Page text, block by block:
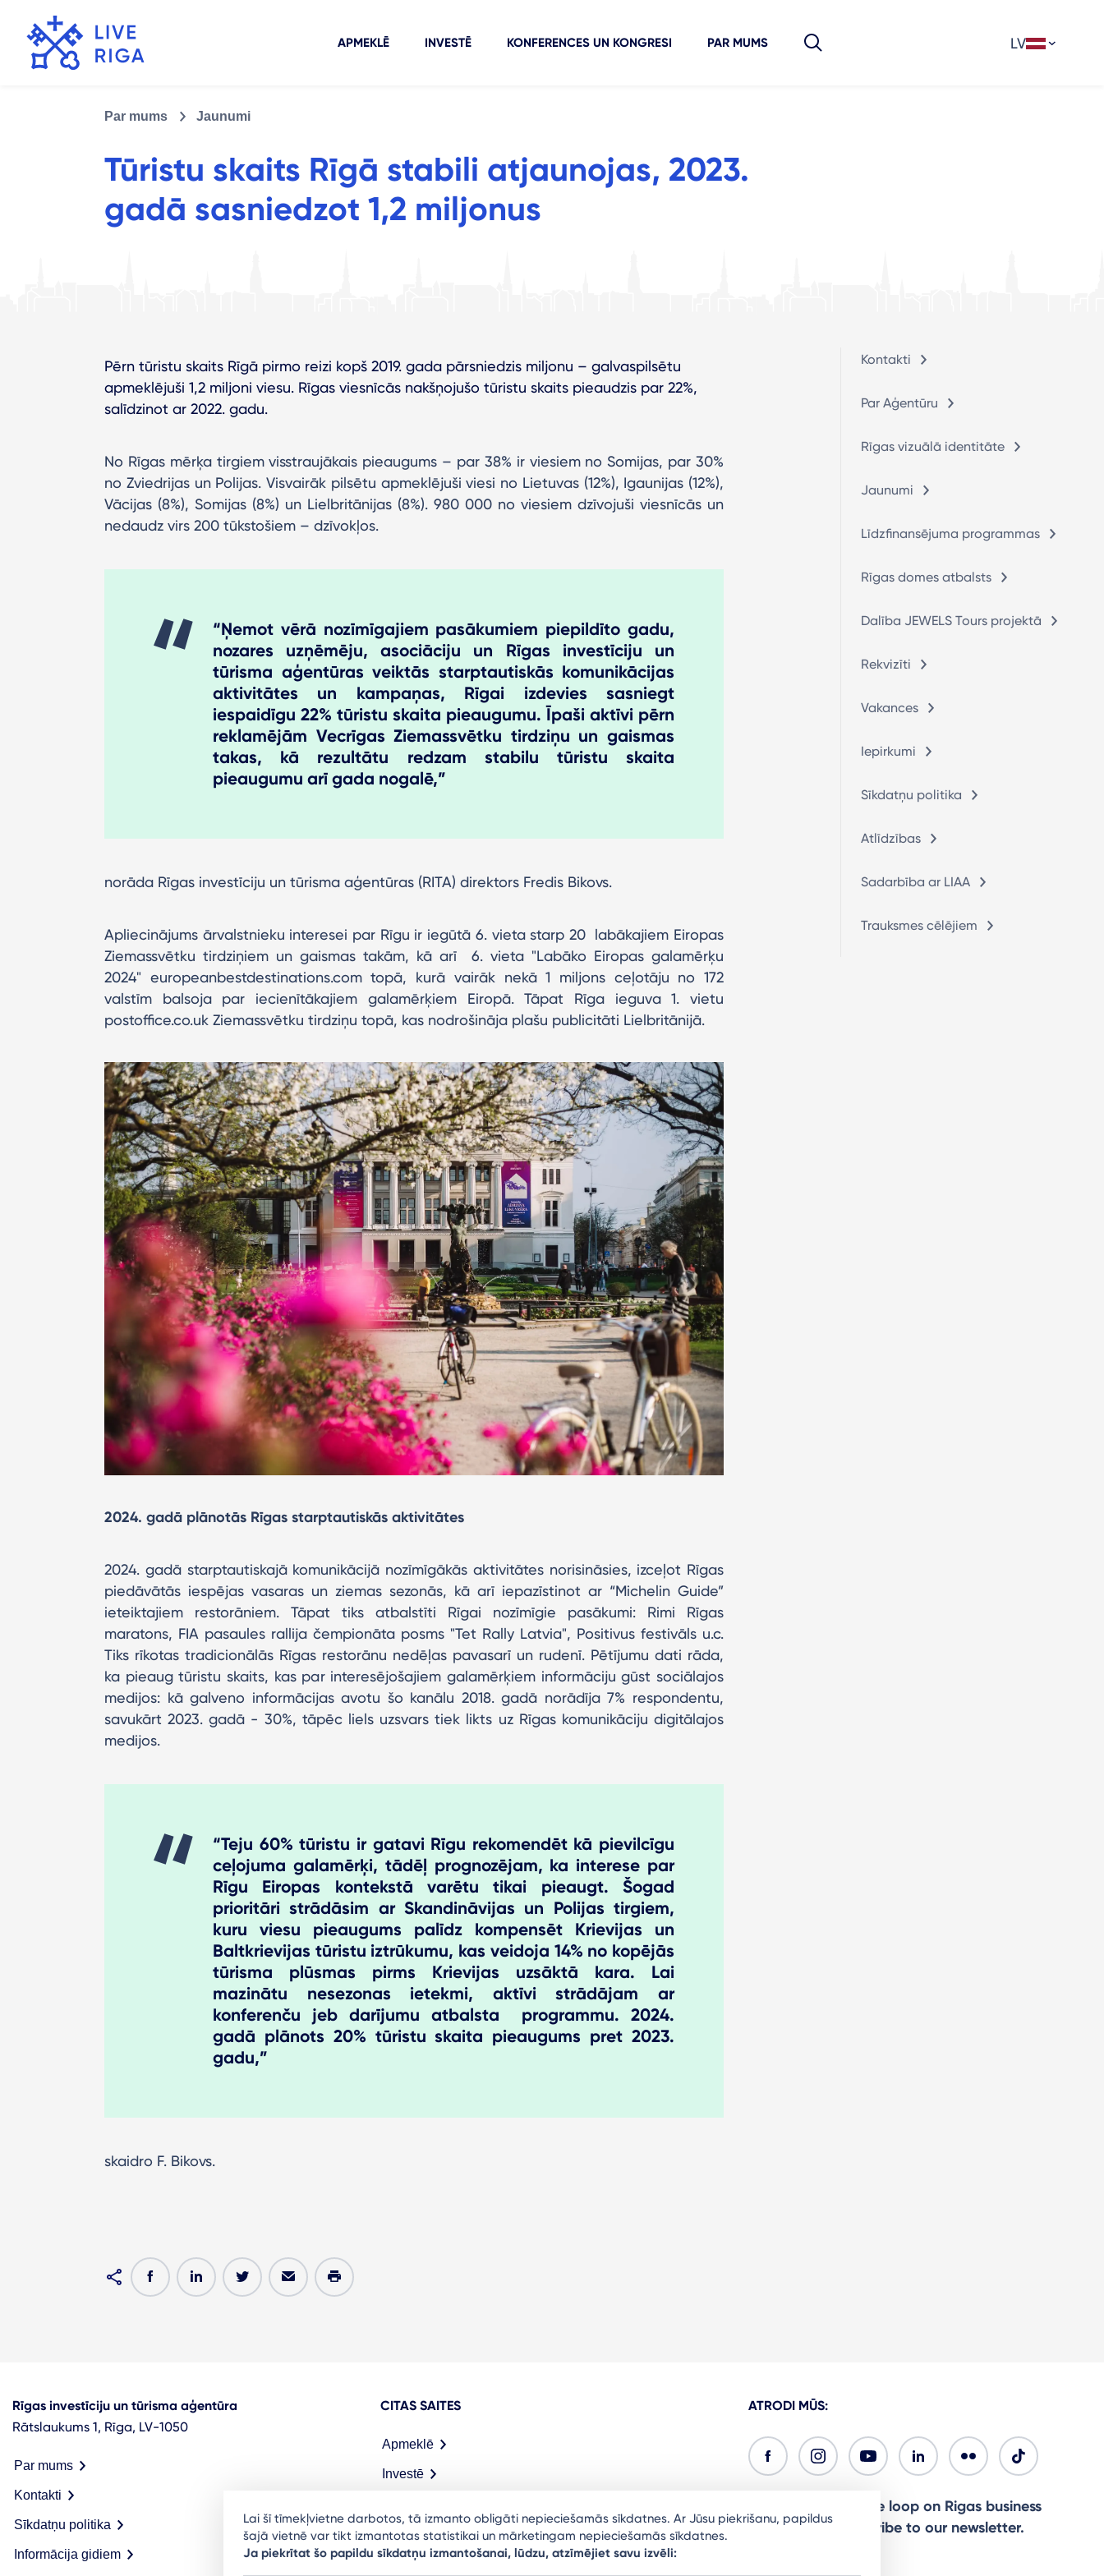
APMEKLĒ INVESTĒ KONFERENCES UN KONGRESI PAR MUMS LV
Par mums Jaunumi
Tūristu skaits Rīgā stabili atjaunojas, 2023.
gadā sasniedzot 1,2 miljonus
Kontakti
Par Aģentūru
Rīgas vizuālā identitāte
Jaunumi
Līdzfinansējuma programmas
Rīgas domes atbalsts
Dalība JEWELS Tours projektā
Rekvizīti
Vakances
Iepirkumi
Sīkdatņu politika
Atlīdzības
Sadarbība ar LIAA
Trauksmes cēlējiem
Pērn tūristu skaits Rīgā pirmo reizi kopš 2019. gada pārsniedzis miljonu – galvaspilsētu
apmeklējuši 1,2 miljoni viesu. Rīgas viesnīcās nakšņojušo tūristu skaits pieaudzis par 22%,
salīdzinot ar 2022. gadu.
No Rīgas mērķa tirgiem visstraujākais pieaugums – par 38% ir viesiem no Somijas, par 30%
no Zviedrijas un Polijas. Visvairāk pilsētu apmeklējuši viesi no Lietuvas (12%), Igaunijas (12%),
Vācijas (8%), Somijas (8%) un Lielbritānijas (8%). 980 000 no viesiem dzīvojuši viesnīcās un
nedaudz virs 200 tūkstošiem – dzīvokļos.
“Ņemot vērā nozīmīgajiem pasākumiem piepildīto gadu,
nozares uzņēmēju, asociāciju un Rīgas investīciju un
tūrisma aģentūras veiktās starptautiskās komunikācijas
aktivitātes un kampaņas, Rīgai izdevies sasniegt
iespaidīgu 22% tūristu skaita pieaugumu. Īpaši aktīvi pērn
reklamējām Vecrīgas Ziemassvētku tirdziņu un gaismas
takas, kā rezultātu redzam stabilu tūristu skaita
pieaugumu arī gada nogalē,”
norāda Rīgas investīciju un tūrisma aģentūras (RITA) direktors Fredis Bikovs.
Apliecinājums ārvalstnieku interesei par Rīgu ir iegūtā 6. vieta starp 20 labākajiem Eiropas
Ziemassvētku tirdziņiem un gaismas takām, kā arī 6. vieta "Labāko Eiropas galamērķu
2024" europeanbestdestinations.com topā, kurā vairāk nekā 1 miljons ceļotāju no 172
valstīm balsoja par iecienītākajiem galamērķiem Eiropā. Tāpat Rīga ieguva 1. vietu
postoffice.co.uk Ziemassvētku tirdziņu topā, kas nodrošināja plašu publicitāti Lielbritānijā.
2024. gadā plānotās Rīgas starptautiskās aktivitātes
2024. gadā starptautiskajā komunikācijā nozīmīgākās aktivitātes norisināsies, izceļot Rīgas
piedāvātās iespējas vasaras un ziemas sezonās, kā arī iepazīstinot ar “Michelin Guide”
ieteiktajiem restorāniem. Tāpat tiks atbalstīti Rīgai nozīmīgie pasākumi: Rimi Rīgas
maratons, FIA pasaules rallija čempionāta posms "Tet Rally Latvia", Positivus festivāls u.c.
Tiks rīkotas tradicionālās Rīgas restorānu nedēļas pavasarī un rudenī. Pētījumu dati rāda,
ka pieaug tūristu skaits, kas par interesējošajiem galamērķiem informāciju gūst sociālajos
medijos: kā galveno informācijas avotu šo kanālu 2018. gadā norādīja 7% respondentu,
savukārt 2023. gadā - 30%, tāpēc liels uzsvars tiek likts uz Rīgas komunikāciju digitālajos
medijos.
“Teju 60% tūristu ir gatavi Rīgu rekomendēt kā pievilcīgu
ceļojuma galamērķi, tādēļ prognozējam, ka interese par
Rīgu Eiropas kontekstā varētu tikai pieaugt. Šogad
prioritāri strādāsim ar Skandināvijas un Polijas tirgiem,
kuru viesu pieaugums palīdz kompensēt Krievijas un
Baltkrievijas tūristu iztrūkumu, kas veidoja 14% no kopējās
tūrisma plūsmas pirms Krievijas uzsāktā kara. Lai
mazinātu nesezonas ietekmi, aktīvi strādājam ar
konferenču jeb darījumu atbalsta programmu. 2024.
gadā plānots 20% tūristu skaita pieaugums pret 2023.
gadu,”
skaidro F. Bikovs.
Rīgas investīciju un tūrisma aģentūra
Rātslaukums 1, Rīga, LV-1050
Par mums
Kontakti
Sīkdatņu politika
Informācija gidiem
CITAS SAITES
Apmeklē
Investē
ATRODI MŪS:
Ready to stay in the loop on Rigas business
community? Subscribe to our newsletter.
Lai šī tīmekļvietne darbotos, tā izmanto obligāti nepieciešamās sīkdatnes. Ar Jūsu piekrišanu, papildus
šajā vietnē var tikt izmantotas statistikai un mārketingam nepieciešamās sīkdatnes.
Ja piekrītat šo papildu sīkdatņu izmantošanai, lūdzu, atzīmējiet savu izvēli: